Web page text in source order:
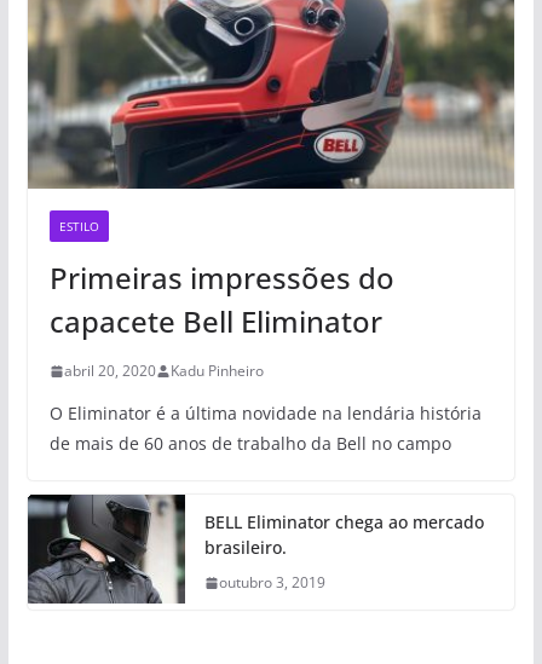
ESTILO
Primeiras impressões do
capacete Bell Eliminator
abril 20, 2020 Kadu Pinheiro
O Eliminator é a última novidade na lendária história
de mais de 60 anos de trabalho da Bell no campo
BELL Eliminator chega ao mercado
brasileiro.
outubro 3, 2019